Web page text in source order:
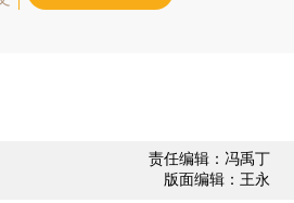
责任编辑：冯禹丁
版面编辑：王永